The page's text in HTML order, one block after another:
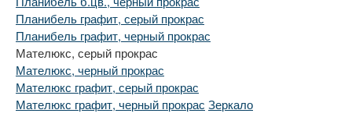
Планибель графит, серый прокрас
Планибель графит, черный прокрас
Мателюкс, серый прокрас
Мателюкс, черный прокрас
Мателюкс графит, серый прокрас
Мателюкс графит, черный прокрас Зеркало